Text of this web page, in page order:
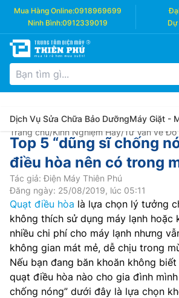
Mua Hàng Online:0918969699
Ninh Bình:0912339019 Dự
Dịch Vụ Sửa Chữa Bảo DưỡngMáy Giặt -
Trang chủ/Kinh Nghiệm Hay/Tư Vấn về Đồ
Top 5 “dũng sĩ chống
điều hòa nên có trong
Tác giả: Điện Máy Thiên Phú
Đăng ngày: 25/08/2019, lúc 05:11
Quạt điều hòa là lựa chọn lý tưởng
không thích sử dụng máy lạnh hoặc
nhiều chi phí cho máy lạnh nhưng
không gian mát mẻ, dễ chịu trong
Nếu bạn đang băn khoăn không
quạt điều hòa nào cho gia đình
chống nóng” dưới đây là lựa chọn